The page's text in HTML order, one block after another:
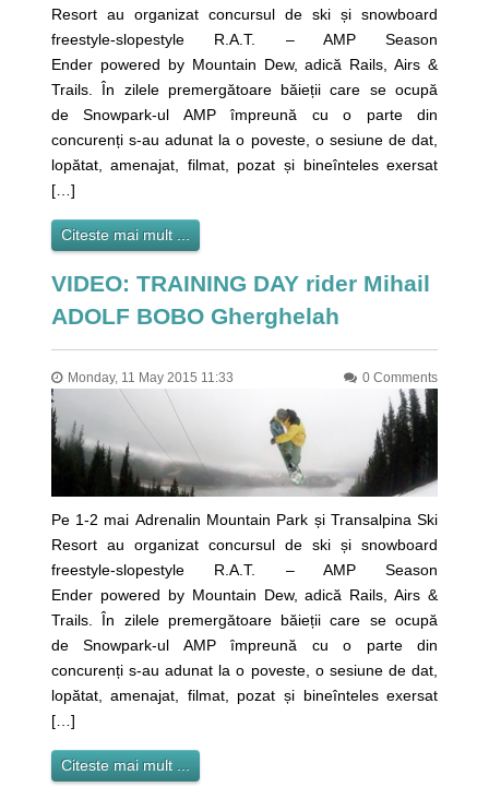
Resort au organizat concursul de ski și snowboard
freestyle-slopestyle R.A.T. – AMP Season
Ender powered by Mountain Dew, adică Rails, Airs &
Trails. În zilele premergătoare băieții care se ocupă
de Snowpark-ul AMP împreună cu o parte din
concurenți s-au adunat la o poveste, o sesiune de dat,
lopătat, amenajat, filmat, pozat și bineînteles exersat
[…]
Citeste mai mult ...
VIDEO: TRAINING DAY rider Mihail
ADOLF BOBO Gherghelah
Monday, 11 May 2015 11:33 0 Comments
Pe 1-2 mai Adrenalin Mountain Park și Transalpina Ski
Resort au organizat concursul de ski și snowboard
freestyle-slopestyle R.A.T. – AMP Season
Ender powered by Mountain Dew, adică Rails, Airs &
Trails. În zilele premergătoare băieții care se ocupă
de Snowpark-ul AMP împreună cu o parte din
concurenți s-au adunat la o poveste, o sesiune de dat,
lopătat, amenajat, filmat, pozat și bineînteles exersat
[…]
Citeste mai mult ...